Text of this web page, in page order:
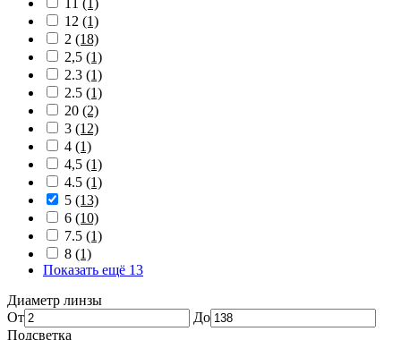
(1)
12 (1)
2 (18)
2,5 (1)
2.3 (1)
2.5 (1)
20 (2)
3 (12)
4 (1)
4,5 (1)
4.5 (1)
5 (13)
6 (10)
7.5 (1)
8 (1)
Показать ещё 13
Диаметр линзы
От
До
Подсветка